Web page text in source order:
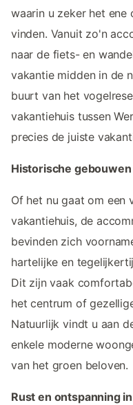
waarin u zeker het
vinden. Vanuit zo'n
naar de fiets- en
vakantie midden in de
buurt van het
vakantiehuis tussen
precies de juiste
Historische
Of het nu gaat om een
vakantiehuis, de
bevinden zich
hartelijke en
Dit zijn vaak
het centrum of
Natuurlijk vindt u aan
enkele moderne
van het groen beloven.
Rust en ontspanning